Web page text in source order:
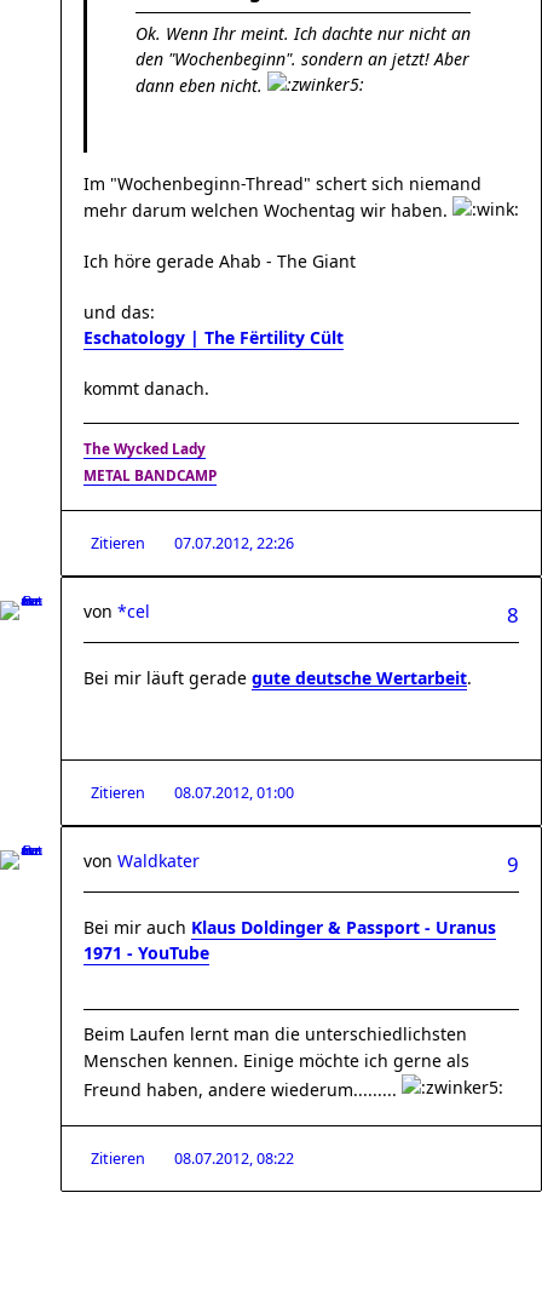
Ok. Wenn Ihr meint. Ich dachte nur nicht an
den "Wochenbeginn". sondern an jetzt! Aber
dann eben nicht.
Im "Wochenbeginn-Thread" schert sich niemand
mehr darum welchen Wochentag wir haben.
Ich höre gerade Ahab - The Giant
und das:
Eschatology | The Fërtility Cült
kommt danach.
The Wycked Lady
METAL BANDCAMP
Zitieren 07.07.2012, 22:26
8
von *cel
Bei mir läuft gerade gute deutsche Wertarbeit.
Zitieren 08.07.2012, 01:00
9
von Waldkater
Bei mir auch Klaus Doldinger & Passport - Uranus
1971 - YouTube
Beim Laufen lernt man die unterschiedlichsten
Menschen kennen. Einige möchte ich gerne als
Freund haben, andere wiederum.........
Zitieren 08.07.2012, 08:22